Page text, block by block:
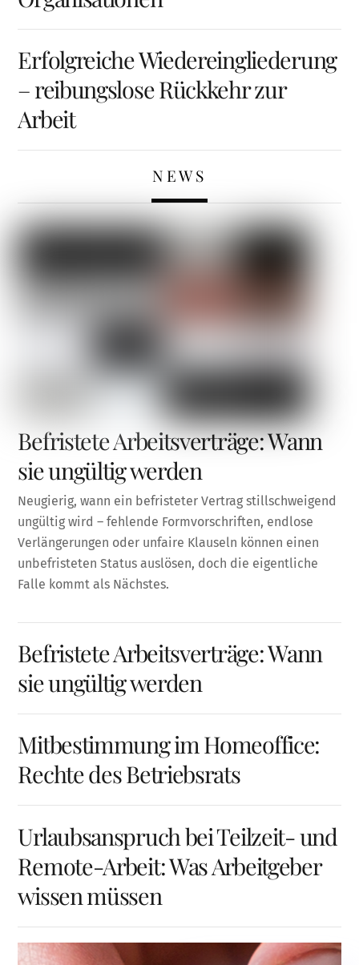
Erfolgreiche Wiedereingliederung
– reibungslose Rückkehr zur
Arbeit
NEWS
Befristete Arbeitsverträge: Wann
sie ungültig werden
Neugierig, wann ein befristeter Vertrag stillschweigend
ungültig wird – fehlende Formvorschriften, endlose
Verlängerungen oder unfaire Klauseln können einen
unbefristeten Status auslösen, doch die eigentliche
Falle kommt als Nächstes.
Befristete Arbeitsverträge: Wann
sie ungültig werden
Mitbestimmung im Homeoffice:
Rechte des Betriebsrats
Urlaubsanspruch bei Teilzeit- und
Remote-Arbeit: Was Arbeitgeber
wissen müssen